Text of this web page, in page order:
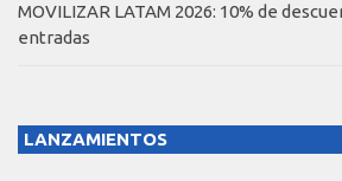
MOVILIZAR LATAM 2026: 10% de
entradas
LANZAMIENTOS